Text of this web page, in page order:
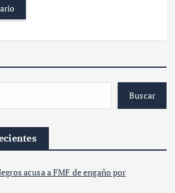
Buscar
acusa a FMF de engaño por